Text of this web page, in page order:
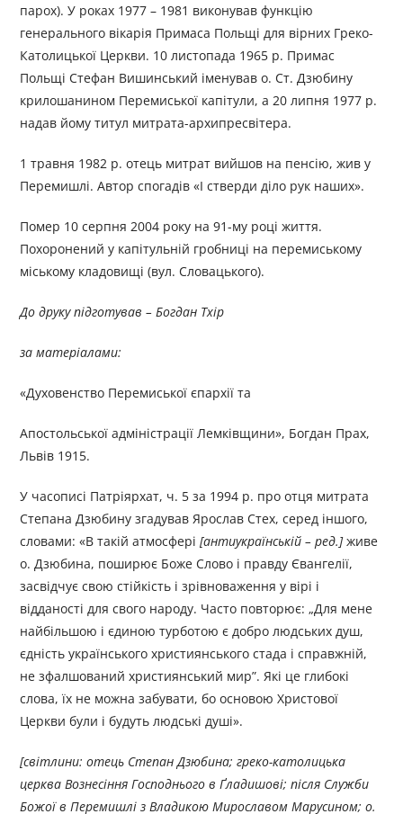
парох). У роках 1977 – 1981 виконував функцію
генерального вікарія Примаса Польщі для вірних Греко-
Католицької Церкви. 10 листопада 1965 р. Примас
Польщі Стефан Вишинський іменував о. Ст. Дзюбину
крилошанином Перемиської капітули, а 20 липня 1977 р.
надав йому титул митрата-архипресвітера.
1 травня 1982 р. отець митрат вийшов на пенсію, жив у
Перемишлі. Автор спогадів «І стверди діло рук наших».
Помер 10 серпня 2004 року на 91-му році життя.
Похоронений у капітульній гробниці на перемиському
міському кладовищі (вул. Словацького).
До друку підготував – Богдан Тхір
за матеріалами:
«Духовенство Перемиської єпархії та
Апостольської адміністрації Лемківщини», Богдан Прах,
Львів 1915.
У часописі Патріярхат, ч. 5 за 1994 р. про отця митрата
Степана Дзюбину згадував Ярослав Стех, серед іншого,
словами: «В такій атмосфері[антиукраїнській – ред.]живе
о. Дзюбина, поширює Боже Слово і правду Євангелії,
засвідчує свою стійкість і зрівноваження у вірі і
відданості для свого народу. Часто повторює: „Для мене
найбільшою і єдиною турботою є добро людських душ,
єдність українського християнського стада і справжній,
не зфалшований християнський мир”. Які це глибокі
слова, їх не можна забувати, бо основою Христової
Церкви були і будуть людські душі».
[світлини: отець Степан Дзюбина; греко-католицька
церква Вознесіння Господнього в Ґладишові; після Служби
Божої в Перемишлі з Владикою Мирославом Марусином; о.